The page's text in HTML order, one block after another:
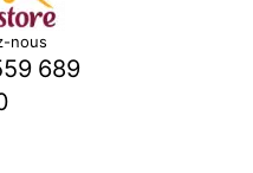
nous
689